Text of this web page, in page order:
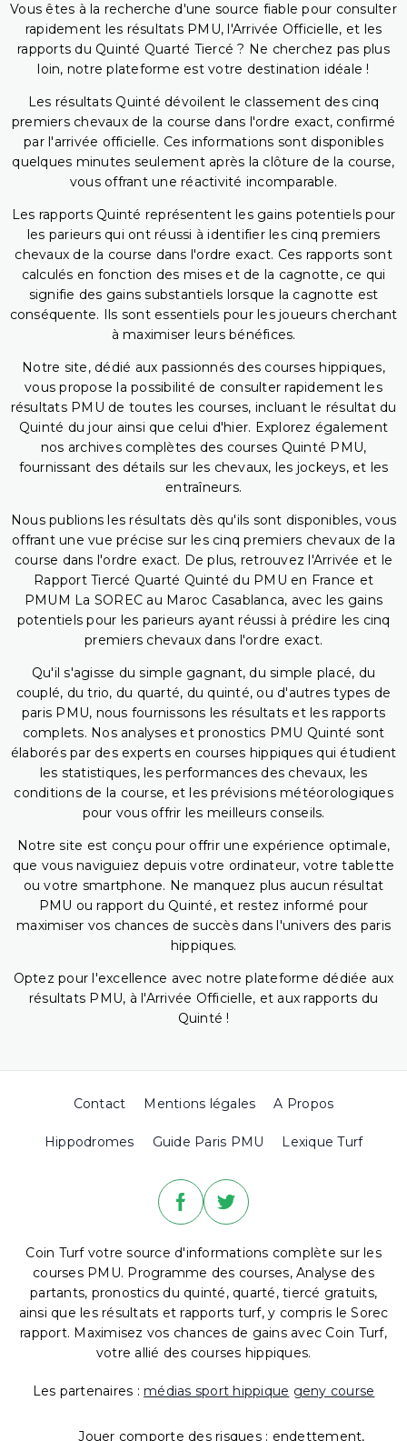
Vous êtes à la recherche d'une source fiable pour consulter
rapidement les résultats PMU, l'Arrivée Officielle, et les
rapports du Quinté Quarté Tiercé ? Ne cherchez pas plus
loin, notre plateforme est votre destination idéale !
Les résultats Quinté dévoilent le classement des cinq
premiers chevaux de la course dans l'ordre exact, confirmé
par l'arrivée officielle. Ces informations sont disponibles
quelques minutes seulement après la clôture de la course,
vous offrant une réactivité incomparable.
Les rapports Quinté représentent les gains potentiels pour
les parieurs qui ont réussi à identifier les cinq premiers
chevaux de la course dans l'ordre exact. Ces rapports sont
calculés en fonction des mises et de la cagnotte, ce qui
signifie des gains substantiels lorsque la cagnotte est
conséquente. Ils sont essentiels pour les joueurs cherchant
à maximiser leurs bénéfices.
Notre site, dédié aux passionnés des courses hippiques,
vous propose la possibilité de consulter rapidement les
résultats PMU de toutes les courses, incluant le résultat du
Quinté du jour ainsi que celui d'hier. Explorez également
nos archives complètes des courses Quinté PMU,
fournissant des détails sur les chevaux, les jockeys, et les
entraîneurs.
Nous publions les résultats dès qu'ils sont disponibles, vous
offrant une vue précise sur les cinq premiers chevaux de la
course dans l'ordre exact. De plus, retrouvez l'Arrivée et le
Rapport Tiercé Quarté Quinté du PMU en France et
PMUM La SOREC au Maroc Casablanca, avec les gains
potentiels pour les parieurs ayant réussi à prédire les cinq
premiers chevaux dans l'ordre exact.
Qu'il s'agisse du simple gagnant, du simple placé, du
couplé, du trio, du quarté, du quinté, ou d'autres types de
paris PMU, nous fournissons les résultats et les rapports
complets. Nos analyses et pronostics PMU Quinté sont
élaborés par des experts en courses hippiques qui étudient
les statistiques, les performances des chevaux, les
conditions de la course, et les prévisions météorologiques
pour vous offrir les meilleurs conseils.
Notre site est conçu pour offrir une expérience optimale,
que vous naviguiez depuis votre ordinateur, votre tablette
ou votre smartphone. Ne manquez plus aucun résultat
PMU ou rapport du Quinté, et restez informé pour
maximiser vos chances de succès dans l'univers des paris
hippiques.
Optez pour l'excellence avec notre plateforme dédiée aux
résultats PMU, à l'Arrivée Officielle, et aux rapports du
Quinté !
Contact Mentions légales A Propos
Hippodromes Guide Paris PMU Lexique Turf
Coin Turf votre source d'informations complète sur les
courses PMU. Programme des courses, Analyse des
partants, pronostics du quinté, quarté, tiercé gratuits,
ainsi que les résultats et rapports turf, y compris le Sorec
rapport. Maximisez vos chances de gains avec Coin Turf,
votre allié des courses hippiques.
Les partenaires : médias sport hippique geny course
Jouer comporte des risques : endettement,